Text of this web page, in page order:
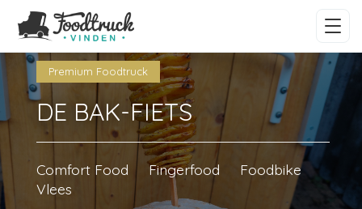
Premium Foodtruck
DE BAK-FIETS
Comfort Food Fingerfood
Foodbike
Vlees